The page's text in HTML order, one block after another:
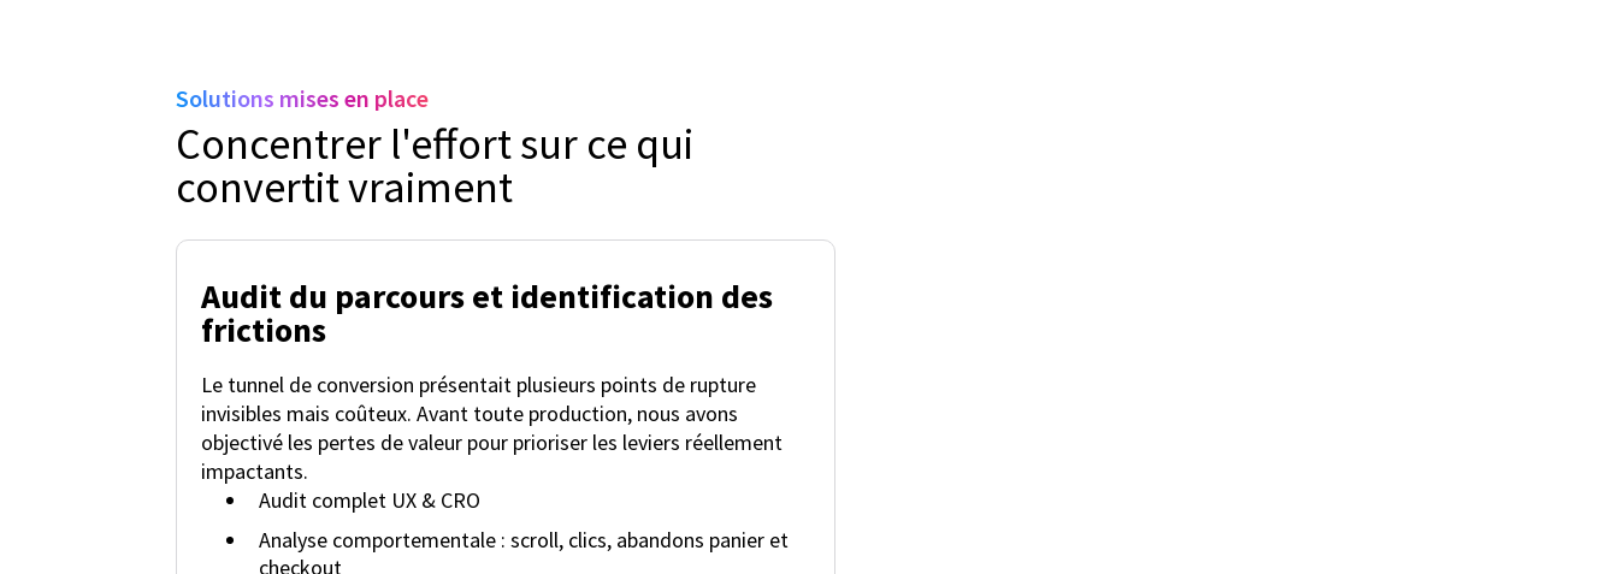
Solutions mises en place
Concentrer l'effort sur ce qui
convertit vraiment
Audit du parcours et identification des
frictions
Le tunnel de conversion présentait plusieurs points de rupture
invisibles mais coûteux. Avant toute production, nous avons
objectivé les pertes de valeur pour prioriser les leviers réellement
impactants.
Audit complet UX & CRO
Analyse comportementale : scroll, clics, abandons panier et
checkout